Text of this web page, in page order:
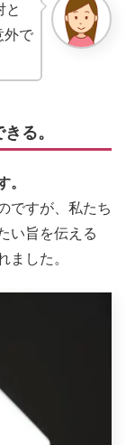
と
外で
る。
。
ですが、私たち
い旨を伝える
ました。